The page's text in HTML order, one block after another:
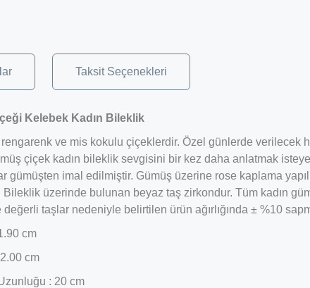
Taksit Seçenekleri
Kelebek Kadın Bileklik
ve mis kokulu çiçeklerdir. Özel günlerde verilecek
çiçek kadın bileklik sevgisini bir kez daha anlatmak
imal edilmiştir. Gümüş üzerine rose kaplama
üzerinde bulunan beyaz taş zirkondur. Tüm kadın
taşlar nedeniyle belirtilen ürün ağırlığında ± %10
cm
cm
: 20 cm